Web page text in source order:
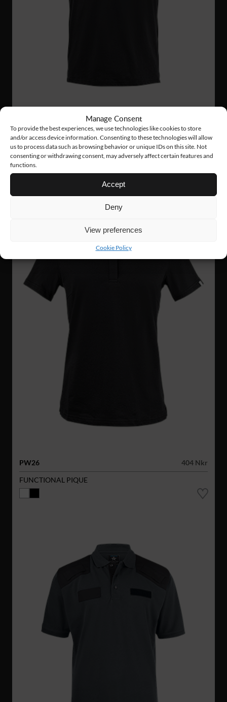
Manage Consent
To provide the best experiences, we use technologies like cookies to store
and/or access device information. Consenting to these technologies will allow
us to process data such as browsing behavior or unique IDs on this site. Not
consenting or withdrawing consent, may adversely affect certain features and
functions.
Accept
Deny
View preferences
Cookie Policy
PS26
404 Nkr
FUNCTIONAL PIQUE
PW26
404 Nkr
FUNCTIONAL PIQUE